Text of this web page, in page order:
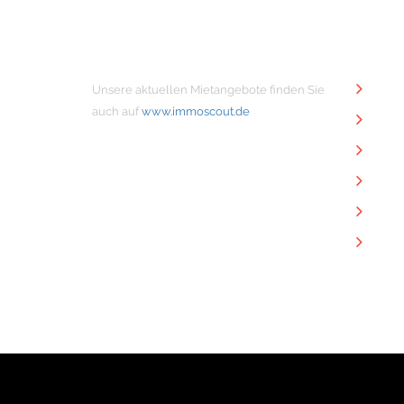
Unsere aktuellen Mietangebote finden Sie
auch auf www.immoscout.de